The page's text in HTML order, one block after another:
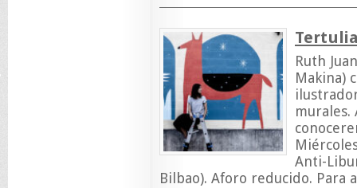
Ruth
Makina)
murales.
Anti-
Bilbao). Aforo reducido. Para